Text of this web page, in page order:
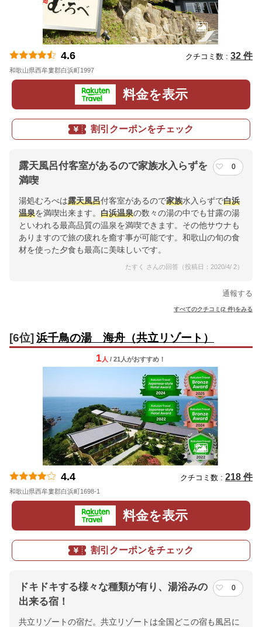
4.6 クチコミ数 : 32 件
和歌山県西牟婁郡白浜町1997
料金を表示
割引クーポンをチェック
露天風呂付客室があるので家族水入らずを
満喫
0
湯処むろべは露天風呂付客室があるので家族水入らずで白浜
温泉を満喫出来ます。 白浜温泉の数々の湯の中でも甘露の湯
といわれる最高品質の温泉を満喫できます。その他サウナも
ありますので旅の疲れを癒す事が可能です。和歌山の旬の食
材を使った夕食も最高に美味しいです。
たすく さんの回答（投稿日：2020/4/ 2）
通報する
すべてのクチコミ(2 件)をみる
[6位] 浜千鳥の湯 海舟（共立リゾート）
1 人 / 21人がおすすめ！
4.4 クチコミ数 : 218 件
和歌山県西牟婁郡白浜町1698-1
料金を表示
割引クーポンをチェック
ドキドキする様々な種類が有り、湯浴みの
出来る宿！
0
共立リゾートの宿だ。共立リゾートは全国どこの宿も風呂に